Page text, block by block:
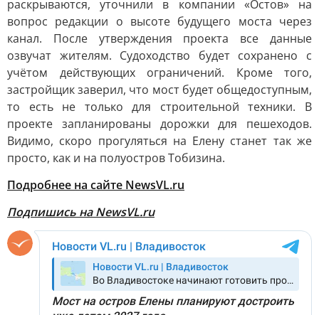
раскрываются, уточнили в компании «Остов» на
вопрос редакции о высоте будущего моста через
канал. После утверждения проекта все данные
озвучат жителям. Судоходство будет сохранено с
учётом действующих ограничений. Кроме того,
застройщик заверил, что мост будет общедоступным,
то есть не только для строительной техники. В
проекте запланированы дорожки для пешеходов.
Видимо, скоро прогуляться на Елену станет так же
просто, как и на полуостров Тобизина.
Подробнее на сайте NewsVL.ru
Подпишись на NewsVL.ru